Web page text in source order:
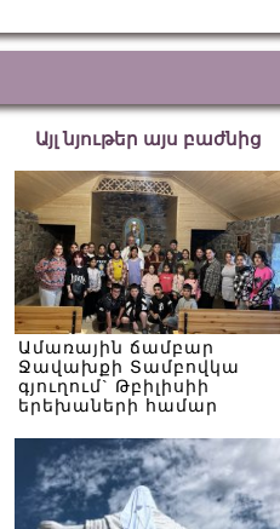
Այլ նյութեր այս բաժնից
Ամառային ճամբար
Ջավախքի Տամբովկա
գյուղում` Թբիլիսիի
երեխաների համար